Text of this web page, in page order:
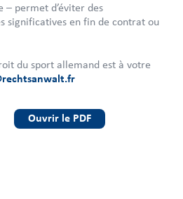
– permet d’éviter des
significatives en fin de contrat ou
du sport allemand est à votre
Ouvrir le PDF